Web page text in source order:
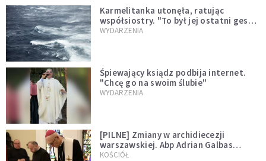
Karmelitanka utonęła, ratując
współsiostry. "To był jej ostatni gest
miłości"
WYDARZENIA
Śpiewający ksiądz podbija internet.
"Chcę go na swoim ślubie"
WYDARZENIA
[PILNE] Zmiany w archidiecezji
warszawskiej. Abp Adrian Galbas
wręczył dekrety nowym proboszczom
KOŚCIÓŁ